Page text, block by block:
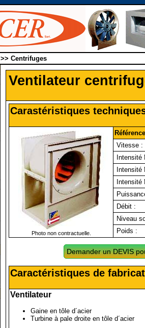
Centrifuges
Ventilateur
Carastéristiques
Photo non contractuelle.
Vitesse :
Intensité
Intensité
Intensité
Débit :
Niveau
Poids :
Demander un DEVIS
Caractéristiques de
Ventilateur
Gaine en tôle d´acier
Turbine à pale droite en tôle d´acier